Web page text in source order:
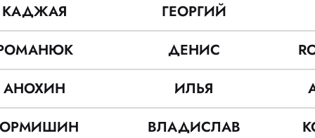
КАДЖАЯ
ГЕОРГИЙ
ДЕНИС
АНОХИН
ИЛЬЯ
ВЛАДИСЛАВ